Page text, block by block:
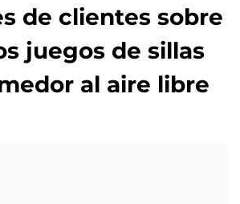
de clientes sobre
juegos de sillas
al aire libre